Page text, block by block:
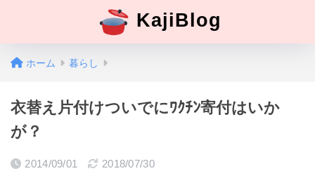
KajiBlog
ホーム 暮らし
衣替え片付けついでにﾜｸﾁﾝ寄付はいか
が？
2014/09/01 2018/07/30